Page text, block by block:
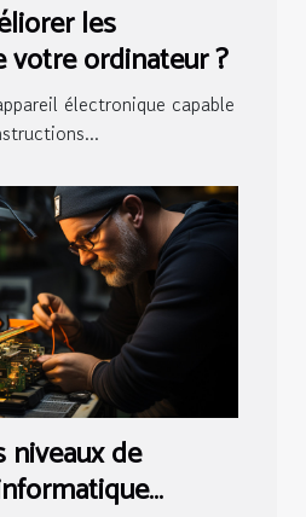
les
votre ordinateur ?
électronique capable
de